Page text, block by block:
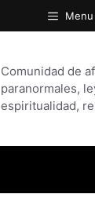
Menu
Comunidad de
paranormales,
espiritualidad,